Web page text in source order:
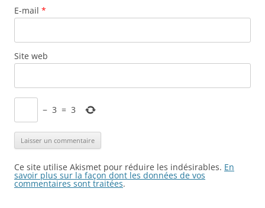
E-mail *
Site web
− 3 = 3
Ce site utilise Akismet pour réduire les indésirables. En
savoir plus sur la façon dont les données de vos
commentaires sont traitées.